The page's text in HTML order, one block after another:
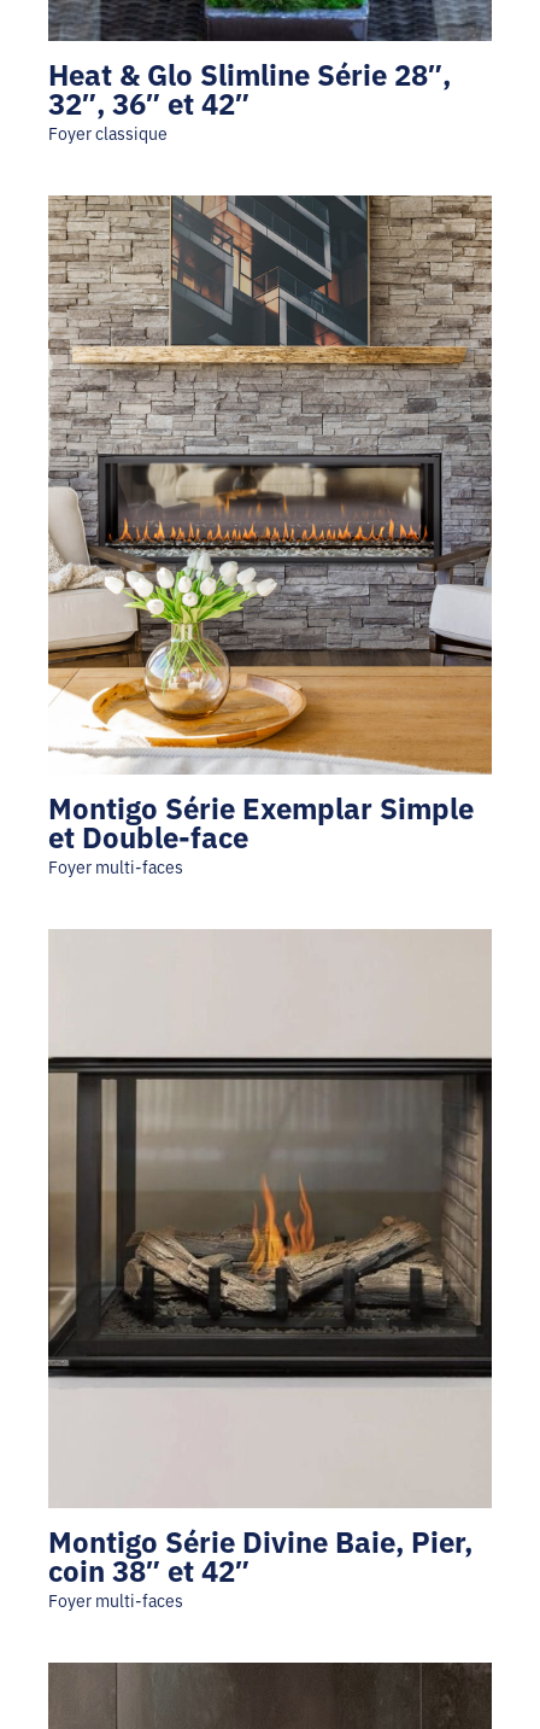
Heat & Glo Slimline Série 28″,
32″, 36″ et 42″
Foyer classique
Montigo Série Exemplar Simple
et Double-face
Foyer multi-faces
Montigo Série Divine Baie, Pier,
coin 38″ et 42″
Foyer multi-faces